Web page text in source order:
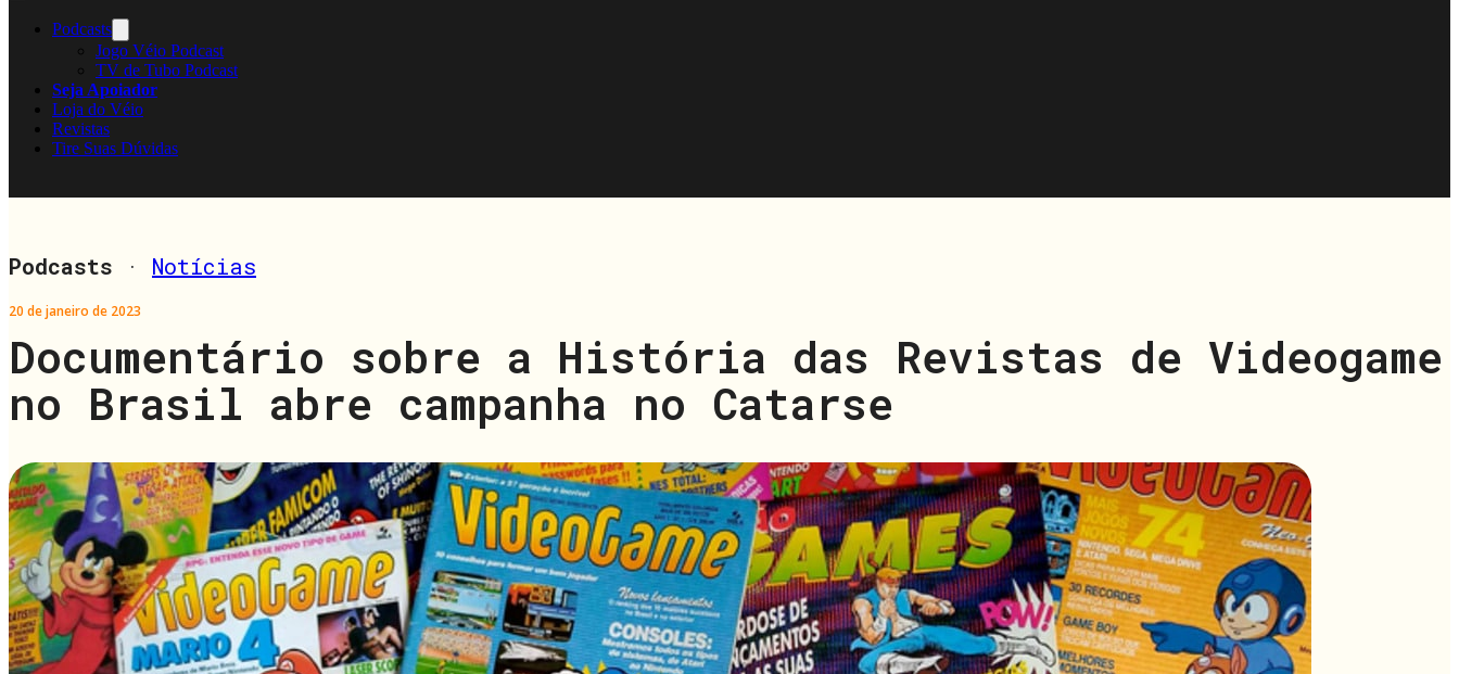
Podcasts
Jogo Véio Podcast
TV de Tubo Podcast
Seja Apoiador
Loja do Véio
Revistas
Tire Suas Dúvidas
Podcasts · Notícias
20 de janeiro de 2023
Documentário sobre a História das Revistas de Videogame
no Brasil abre campanha no Catarse